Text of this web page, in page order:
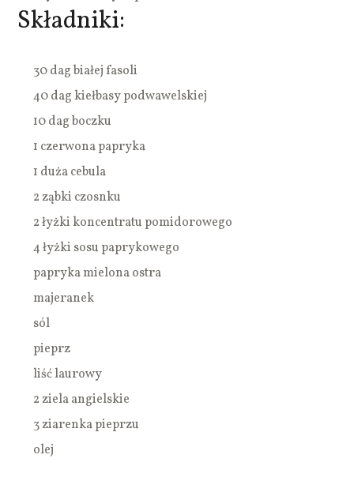
Składniki:
30 dag białej fasoli
40 dag kiełbasy podwawelskiej
10 dag boczku
1 czerwona papryka
1 duża cebula
2 ząbki czosnku
2 łyżki koncentratu pomidorowego
4 łyżki sosu paprykowego
papryka mielona ostra
majeranek
sól
pieprz
liść laurowy
2 ziela angielskie
3 ziarenka pieprzu
olej